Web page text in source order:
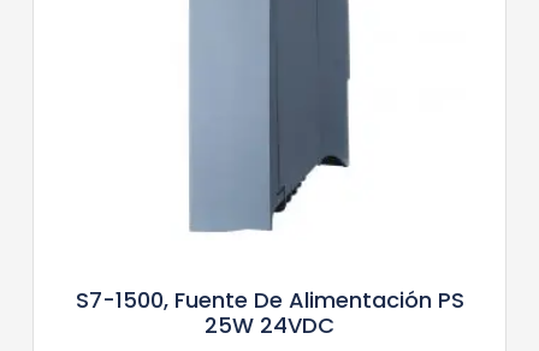
S7-1500, Fuente De Alimentación PS
25W 24VDC